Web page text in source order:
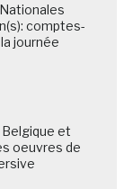
comptes-
journée
et
oeuvres de